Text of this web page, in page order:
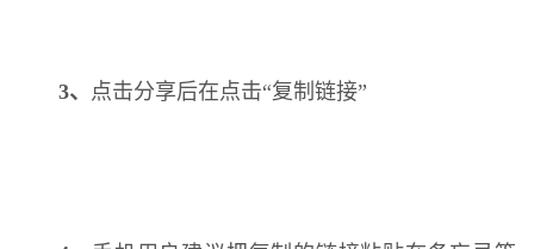
3、 点击分享后在点击“复制链接”